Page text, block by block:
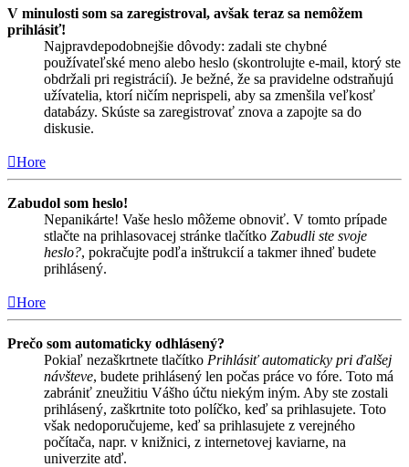
V minulosti som sa zaregistroval, avšak teraz sa nemôžem
prihlásiť!
Najpravdepodobnejšie dôvody: zadali ste chybné
používateľské meno alebo heslo (skontrolujte e-mail, ktorý ste
obdržali pri registrácií). Je bežné, že sa pravidelne odstraňujú
užívatelia, ktorí ničím neprispeli, aby sa zmenšila veľkosť
databázy. Skúste sa zaregistrovať znova a zapojte sa do
diskusie.
Hore
Zabudol som heslo!
Nepanikárte! Vaše heslo môžeme obnoviť. V tomto prípade
stlačte na prihlasovacej stránke tlačítko Zabudli ste svoje
heslo?, pokračujte podľa inštrukcií a takmer ihneď budete
prihlásený.
Hore
Prečo som automaticky odhlásený?
Pokiaľ nezaškrtnete tlačítko Prihlásiť automaticky pri ďalšej
návšteve, budete prihlásený len počas práce vo fóre. Toto má
zabrániť zneužitiu Vášho účtu niekým iným. Aby ste zostali
prihlásený, zaškrtnite toto políčko, keď sa prihlasujete. Toto
však nedoporučujeme, keď sa prihlasujete z verejného
počítača, napr. v knižnici, z internetovej kaviarne, na
univerzite atď.